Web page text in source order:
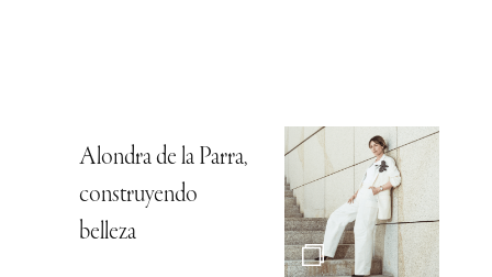
Alondra de la Parra,
construyendo
belleza